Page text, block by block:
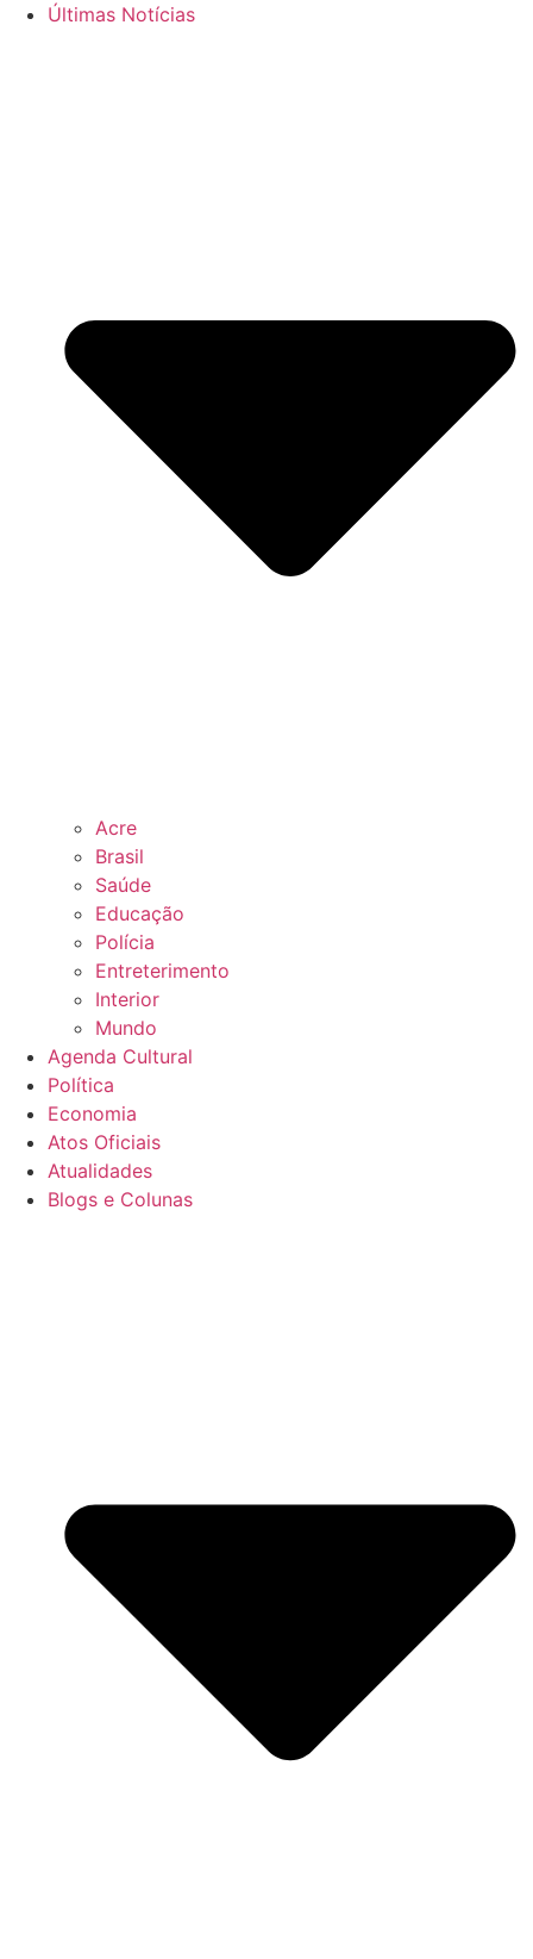
Últimas Notícias
Acre
Brasil
Saúde
Educação
Polícia
Entreterimento
Interior
Mundo
Agenda Cultural
Política
Economia
Atos Oficiais
Atualidades
Blogs e Colunas